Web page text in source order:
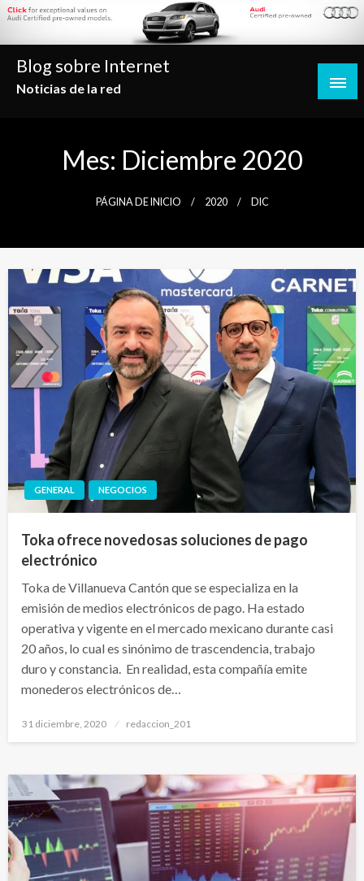
Saltar
contenido
Blog sobre Internet
Noticias de la red
Mes: Diciembre 2020
PÁGINA DE INICIO 2020 DIC
GENERAL NEGOCIOS
Toka ofrece novedosas soluciones de pago
electrónico
Toka de Villanueva Cantón que se especializa en la
emisión de medios electrónicos de pago. Ha estado
operativa y vigente en el mercado mexicano durante casi
20 años, lo cual es sinónimo de trascendencia, trabajo
duro y constancia. En realidad, esta compañía emite
monederos electrónicos de…
Publicado
31 diciembre, 2020 redaccion_201